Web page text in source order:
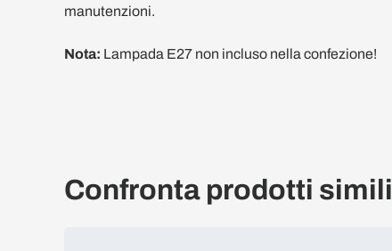
manutenzioni.
Nota: Lampada E27 non incluso nella confezione!
Confronta prodotti simili